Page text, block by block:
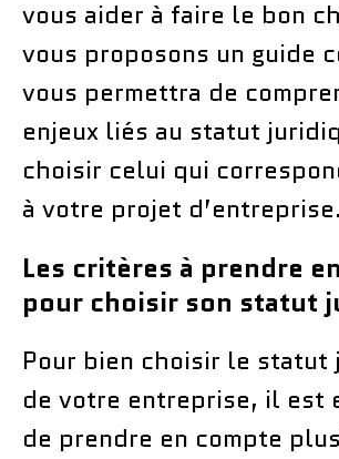
vous aider à faire le bon
vous proposons un guide
vous permettra de
enjeux liés au statut
choisir celui qui
à votre projet d’entreprise.
Les critères à prendre
pour choisir son statut
Pour bien choisir le statut
de votre entreprise, il est
de prendre en compte